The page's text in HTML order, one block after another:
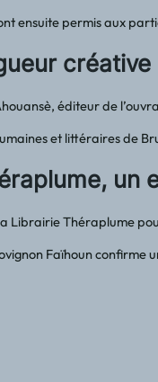
ensuite permis aux
éditeur de
et littéraires de
Librairie Théraplume
Faïhoun confirme